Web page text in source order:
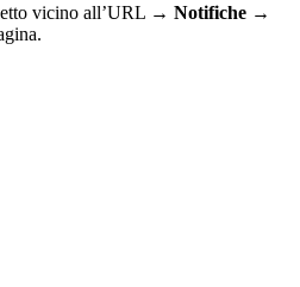
vicino all’URL → Notifiche →